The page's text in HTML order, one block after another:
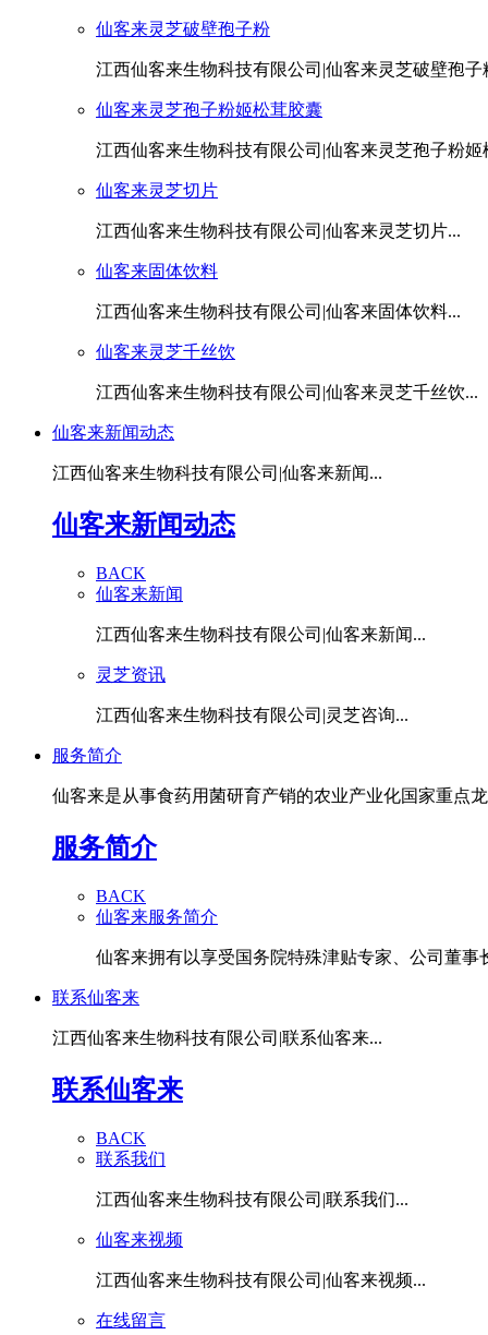
仙客来灵芝破壁孢子粉
江西仙客来生物科技有限公司|仙客来灵芝破壁孢子
仙客来灵芝孢子粉姬松茸胶囊
江西仙客来生物科技有限公司|仙客来灵芝孢子粉姬
仙客来灵芝切片
江西仙客来生物科技有限公司|仙客来灵芝切片...
仙客来固体饮料
江西仙客来生物科技有限公司|仙客来固体饮料...
仙客来灵芝千丝饮
江西仙客来生物科技有限公司|仙客来灵芝千丝饮...
仙客来新闻动态
江西仙客来生物科技有限公司|仙客来新闻...
仙客来新闻动态
BACK
仙客来新闻
江西仙客来生物科技有限公司|仙客来新闻...
灵芝资讯
江西仙客来生物科技有限公司|灵芝咨询...
服务简介
仙客来是从事食药用菌研育产销的农业产业化国家重点
服务简介
BACK
仙客来服务简介
仙客来拥有以享受国务院特殊津贴专家、公司董事
联系仙客来
江西仙客来生物科技有限公司|联系仙客来...
联系仙客来
BACK
联系我们
江西仙客来生物科技有限公司|联系我们...
仙客来视频
江西仙客来生物科技有限公司|仙客来视频...
在线留言